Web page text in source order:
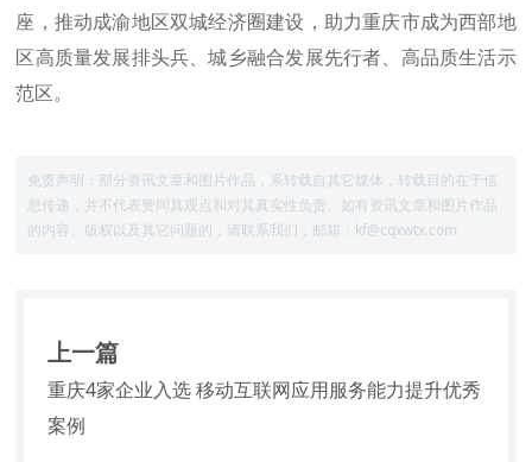
座，推动成渝地区双城经济圈建设，助力重庆市成为西部地
区高质量发展排头兵、城乡融合发展先行者、高品质生活示
范区。
免责声明：部分资讯文章和图片作品，系转载自其它媒体，转载目的在于信
息传递，并不代表赞同其观点和对其真实性负责。如有资讯文章和图片作品
的内容、版权以及其它问题的，请联系我们，邮箱：kf@cqxwtx.com
上一篇
重庆4家企业入选 移动互联网应用服务能力提升优秀
案例